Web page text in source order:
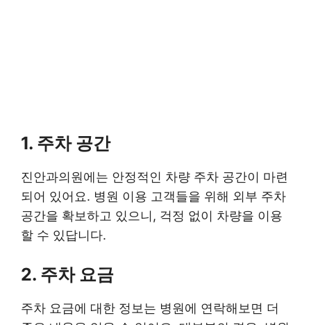
1. 주차 공간
진안과의원에는 안정적인 차량 주차 공간이 마련
되어 있어요. 병원 이용 고객들을 위해 외부 주차
공간을 확보하고 있으니, 걱정 없이 차량을 이용
할 수 있답니다.
2. 주차 요금
주차 요금에 대한 정보는 병원에 연락해보면 더